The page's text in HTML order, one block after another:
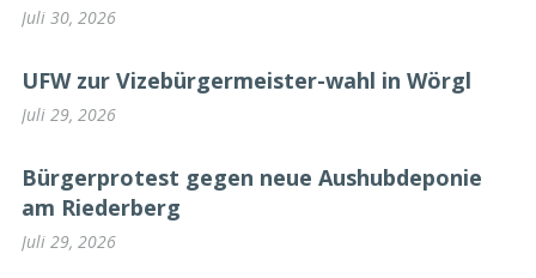
Juli 30, 2026
UFW zur Vizebürgermeister-wahl in Wörgl
Juli 29, 2026
Bürgerprotest gegen neue Aushubdeponie
am Riederberg
Juli 29, 2026